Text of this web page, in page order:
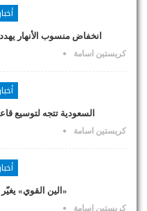
انخفاض منسوب الأنهار
كريستين اسامة
السعودية تتجه لتوسيع
كريستين اسامة
«الين القوي»
كريستين اسامة